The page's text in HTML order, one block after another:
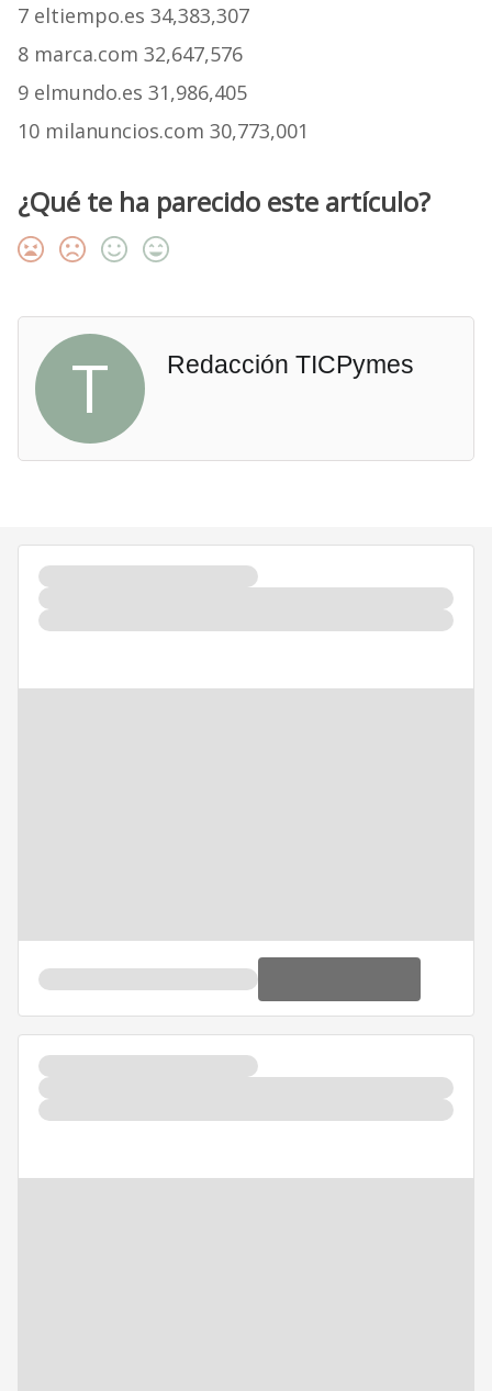
7 eltiempo.es 34,383,307
8 marca.com 32,647,576
9 elmundo.es 31,986,405
10 milanuncios.com 30,773,001
¿Qué te ha parecido este artículo?
T Redacción TICPymes